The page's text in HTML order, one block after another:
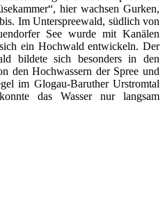
hier wachsen Gurken,
Im Unterspreewald, südlich von
See wurde mit Kanälen
ein Hochwald entwickeln. Der
bildete sich besonders in den
den Hochwassern der Spree und
im Glogau-Baruther Urstromtal
das Wasser nur langsam